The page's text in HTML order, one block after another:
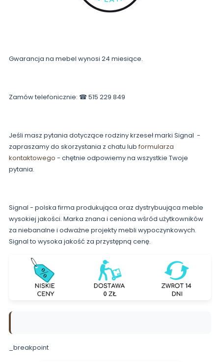
Gwarancja na mebel wynosi 24 miesiące.
Zamów telefonicznie: ☎ 515 229 849
Jeśli masz pytania dotyczące rodziny krzeseł marki Signal -
zapraszamy do skorzystania z chatu lub formularza
kontaktowego - chętnie odpowiemy na wszystkie Twoje
pytania.
Signal - polska firma produkująca oraz dystrybuująca meble
wysokiej jakości. Marka znana i ceniona wśród użytkowników
za niebanalne i odważne projekty mebli wypoczynkowych.
Signal to wysoka jakość za przystępną cenę.
_breakpoint